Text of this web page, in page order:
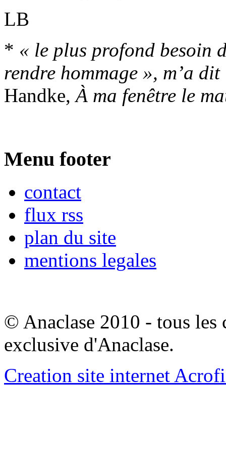
LB
* « le plus profond besoin
rendre hommage », m’a
Handke,À ma fenêtre le
Menu footer
contact
flux rss
plan du site
mentions legales
© Anaclase 2010 - tous les
exclusive d'Anaclase.
Creation site internet